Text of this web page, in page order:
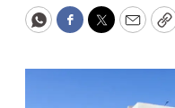
WhatsApp
Facebook
Twitter